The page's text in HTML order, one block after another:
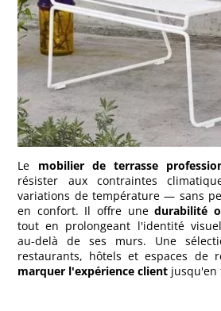
Le mobilier de terrasse
résister aux contraintes
variations de température — sans
en confort. Il offre unedurabilité
tout en prolongeant l'identité
au-delà de ses murs. Une
restaurants, hôtels et espaces de
marquer l'expérience client jusqu'en